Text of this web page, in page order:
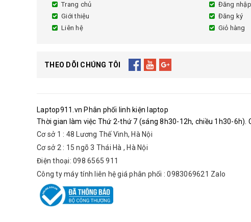
Trang chủ
Giới thiệu
Liên hệ
Đăng nhập
Đăng ký
Giỏ hàng
THEO DÕI CHÚNG TÔI
Laptop911.vn Phân phối linh kiện laptop
Thời gian làm việc Thứ 2-thứ 7 (sáng 8h30-12h, chiều 1h30-6h).
Cơ sở 1 : 48 Lương Thế Vinh, Hà Nội
Cơ sở 2 : 15 ngõ 3 Thái Hà , Hà Nội
Điện thoại: 098 6565 911
Công ty máy tính liên hệ giá phân phối : 0983069621 Zalo